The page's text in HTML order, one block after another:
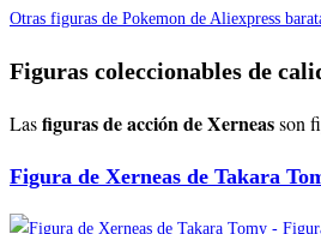
Otras figuras de Pokemon de Aliexpress
Figuras coleccionables de
Lasfiguras de acción de Xerneasson
Figura de Xerneas de Takara